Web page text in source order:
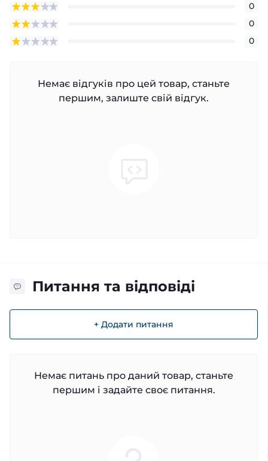
0
0
0
Немає відгуків про цей товар, станьте
першим, залиште свій відгук.
Питання та відповіді
+ Додати питання
Немає питань про даний товар, станьте
першим і задайте своє питання.